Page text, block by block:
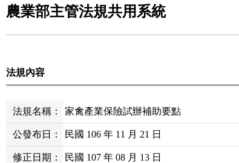
農業部主管法規共用系統
法規內容
法規名稱： 家禽產業保險試辦補助要點
公發布日： 民國 106 年 11 月 21 日
修正日期： 民國 107 年 08 月 13 日